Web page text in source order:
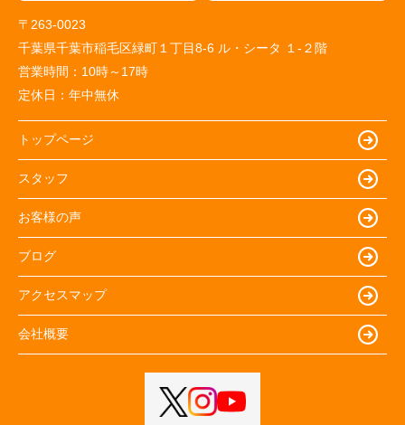
〒263-0023
千葉県千葉市稲毛区緑町１丁目8-6 ル・シータ １-２階
営業時間： 10時～17時
定休日： 年中無休
トップページ
スタッフ
お客様の声
ブログ
アクセスマップ
会社概要